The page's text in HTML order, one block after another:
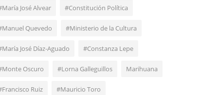
José Alvear #Constitución Política
Quevedo #Ministerio de la Cultura
José Díaz-Aguado #Constanza Lepe
Oscuro #Lorna Galleguillos Marihuana
Ruiz #Mauricio Toro